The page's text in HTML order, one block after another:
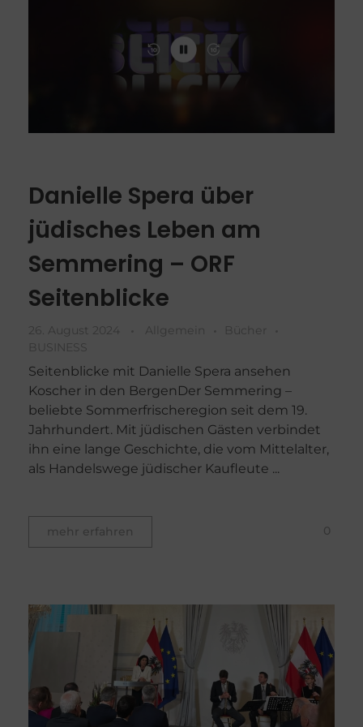
Danielle Spera über
jüdisches Leben am
Semmering – ORF
Seitenblicke
26. August 2024 Allgemein
Bücher
BUSINESS
Seitenblicke mit Danielle Spera ansehen
Koscher in den BergenDer Semmering –
beliebte Sommerfrischeregion seit dem 19.
Jahrhundert. Mit jüdischen Gästen verbindet
ihn eine lange Geschichte, die vom Mittelalter,
als Handelswege jüdischer Kaufleute ...
mehr erfahren 0